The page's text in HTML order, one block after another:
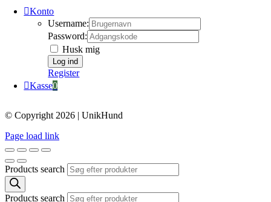
Konto
Username:
Password:
Husk mig
Register
Kasse0
© Copyright 2026 | UnikHund
Page load link
Products search
Products search